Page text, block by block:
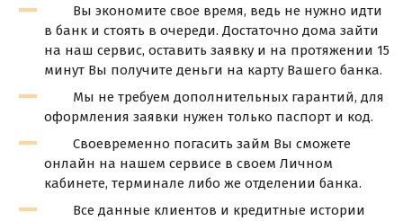
Вы экономите свое время, ведь не нужно идти
в банк и стоять в очереди. Достаточно дома зайти
на наш сервис, оставить заявку и на протяжении 15
минут Вы получите деньги на карту Вашего банка.
Мы не требуем дополнительных гарантий, для
оформления заявки нужен только паспорт и код.
Своевременно погасить займ Вы сможете
онлайн на нашем сервисе в своем Личном
кабинете, терминале либо же отделении банка.
Все данные клиентов и кредитные истории